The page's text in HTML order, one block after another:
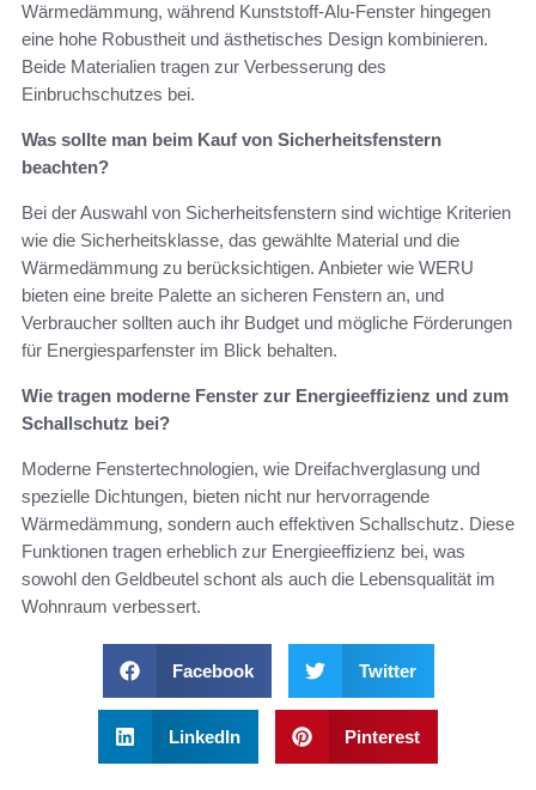
Wärmedämmung, während Kunststoff-Alu-Fenster hingegen
eine hohe Robustheit und ästhetisches Design kombinieren.
Beide Materialien tragen zur Verbesserung des
Einbruchschutzes bei.
Was sollte man beim Kauf von Sicherheitsfenstern
beachten?
Bei der Auswahl von Sicherheitsfenstern sind wichtige Kriterien
wie die Sicherheitsklasse, das gewählte Material und die
Wärmedämmung zu berücksichtigen. Anbieter wie WERU
bieten eine breite Palette an sicheren Fenstern an, und
Verbraucher sollten auch ihr Budget und mögliche Förderungen
für Energiesparfenster im Blick behalten.
Wie tragen moderne Fenster zur Energieeffizienz und zum
Schallschutz bei?
Moderne Fenstertechnologien, wie Dreifachverglasung und
spezielle Dichtungen, bieten nicht nur hervorragende
Wärmedämmung, sondern auch effektiven Schallschutz. Diese
Funktionen tragen erheblich zur Energieeffizienz bei, was
sowohl den Geldbeutel schont als auch die Lebensqualität im
Wohnraum verbessert.
Facebook Twitter
LinkedIn Pinterest